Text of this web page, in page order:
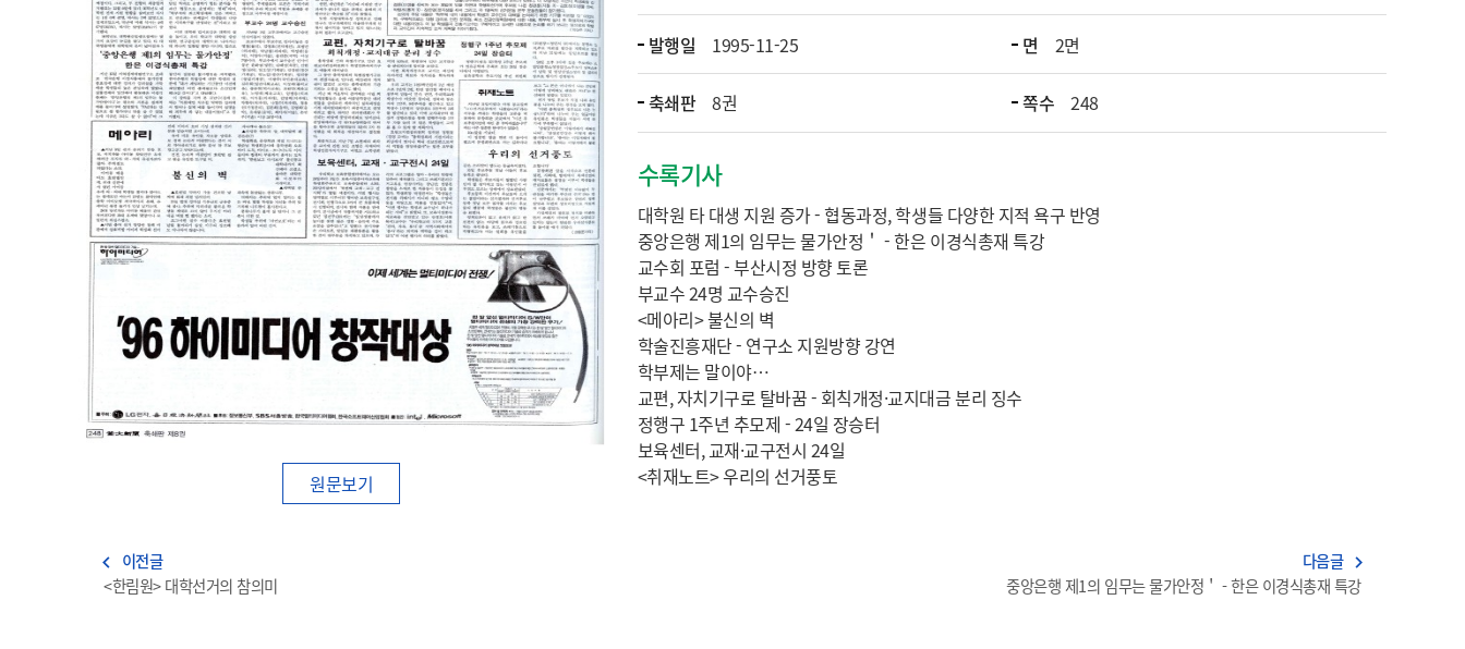
원문보기
발행일 1995-11-25 면 2면
축쇄판 8권 쪽수 248
수록기사
대학원 타 대생 지원 증가 - 협동과정, 학생들 다양한 지적 욕구 반영
중앙은행 제1의 임무는 물가안정＇ - 한은 이경식총재 특강
교수회 포럼 - 부산시정 방향 토론
부교수 24명 교수승진
<메아리> 불신의 벽
학술진흥재단 - 연구소 지원방향 강연
학부제는 말이야…
교편, 자치기구로 탈바꿈 - 회칙개정·교지대금 분리 징수
정행구 1주년 추모제 - 24일 장승터
보육센터, 교재·교구전시 24일
<취재노트> 우리의 선거풍토
navigate_before 이전글
<한림원> 대학선거의 참의미
다음글 navigate_next
중앙은행 제1의 임무는 물가안정＇ - 한은 이경식총재 특강